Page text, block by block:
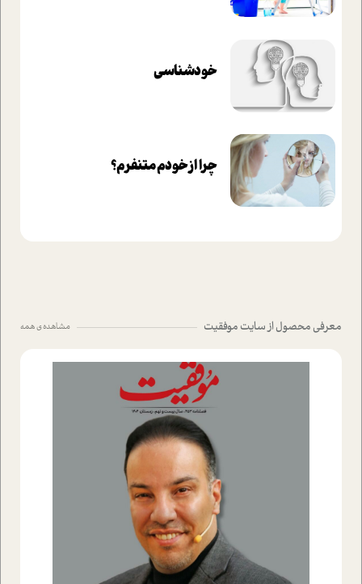
خودشناسی
چرا از خودم متنفرم؟
معرفی محصول از سایت موفقیت مشاهده ی همه